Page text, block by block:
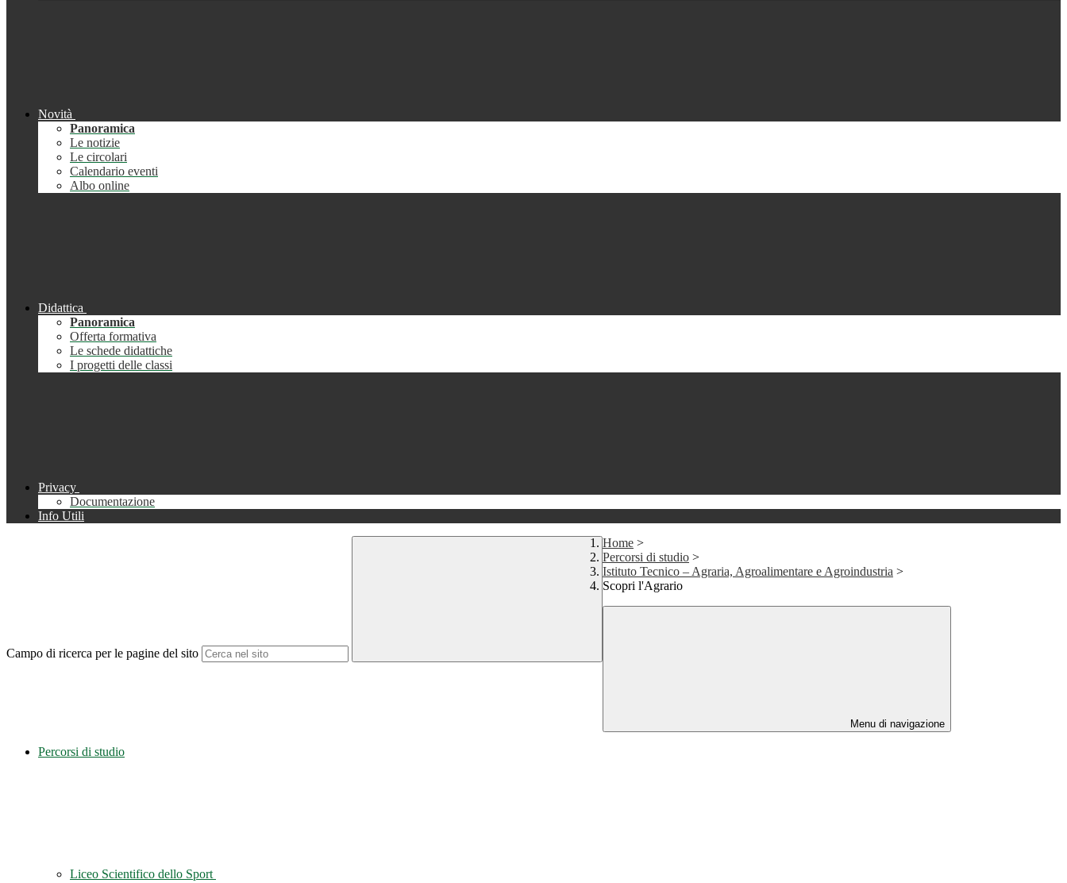
Novità
Panoramica
Le notizie
Le circolari
Calendario eventi
Albo online
Didattica
Panoramica
Offerta formativa
Le schede didattiche
I progetti delle classi
Privacy
Documentazione
Info Utili
Campo di ricerca per le pagine del sito
Home >
Percorsi di studio >
Istituto Tecnico – Agraria, Agroalimentare e Agroindustria >
Scopri l'Agrario
Menu di navigazione
Percorsi di studio
Liceo Scientifico dello Sport